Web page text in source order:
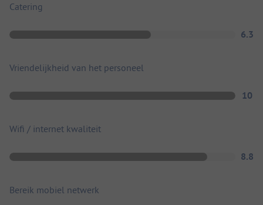
Catering
6.3
Vriendelijkheid van het personeel
10
Wifi / internet kwaliteit
8.8
Bereik mobiel netwerk